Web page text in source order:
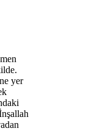
yer